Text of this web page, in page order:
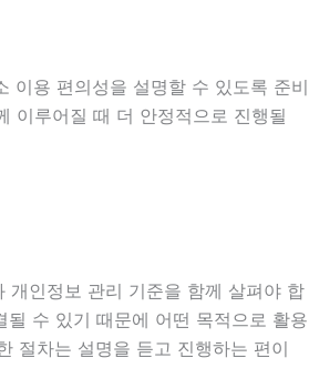
이용 편의성을 설명할 수 있도록 준비
이루어질 때 더 안정적으로 진행될
인정보 관리 기준을 함께 살펴야 합
수 있기 때문에 어떤 목적으로 활용
절차는 설명을 듣고 진행하는 편이